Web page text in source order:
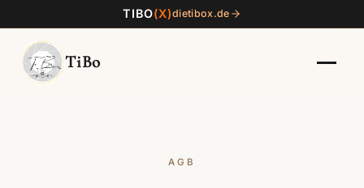
TIBO(X)dietibox.de
TiBo
AGB